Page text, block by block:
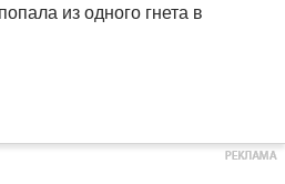
из одного гнета в